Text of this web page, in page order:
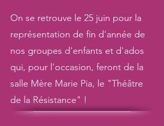
On se retrouve le 25 juin pour la
représentation de fin d'année de
nos groupes d'enfants et d'ados
qui, pour l'occasion, feront de la
salle Mère Marie Pia, le "Théâtre
de la Résistance" !